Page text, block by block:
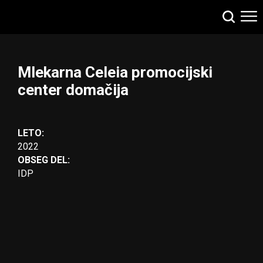
Mlekarna Celeia promocijski
center domačija
LETO:
2022
OBSEG DEL:
IDP